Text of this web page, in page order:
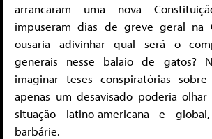
arrancaram uma nova
impuseram dias de greve geral na
ousaria adivinhar qual será o
generais nesse balaio de gatos?
imaginar teses conspiratórias
apenas um desavisado poderia
situação latino-americana e
barbárie.